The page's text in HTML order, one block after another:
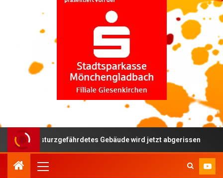
– einsturzgefährdetes Gebäude wird jetzt abgerissen